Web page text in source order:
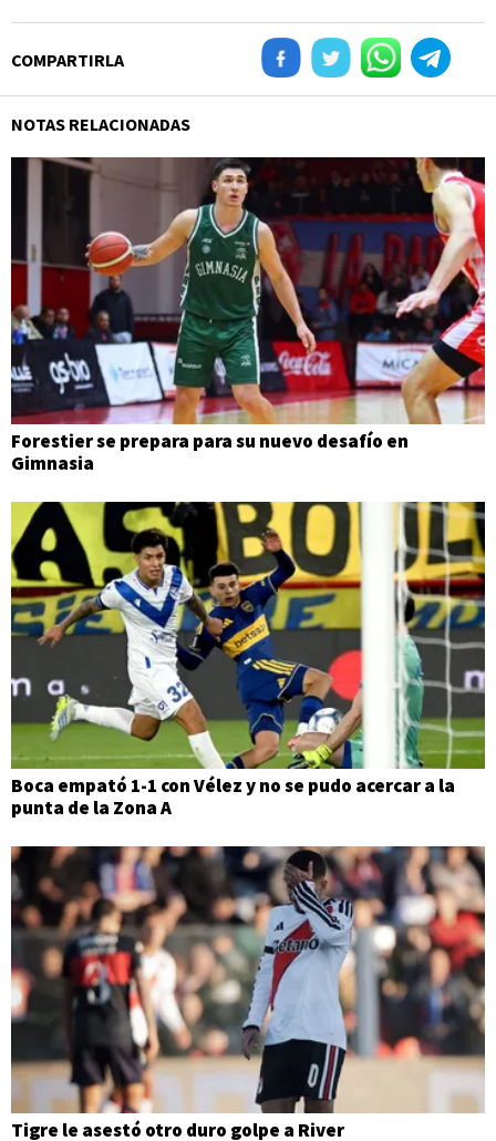
COMPARTIRLA
NOTAS RELACIONADAS
Forestier se prepara para su nuevo desafío en
Gimnasia
Boca empató 1-1 con Vélez y no se pudo acercar a la
punta de la Zona A
Tigre le asestó otro duro golpe a River